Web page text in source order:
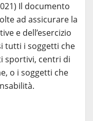
Il documento
ad assicurare la
e dell’esercizio
tutti i soggetti che
sportivi, centri di
o i soggetti che